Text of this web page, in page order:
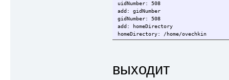
uidNumber: 508
add: gidNumber
gidNumber: 508
add: homeDirectory
homeDirectory: /home/ovechkin
выходит